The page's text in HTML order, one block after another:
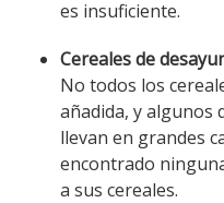
es insuficiente.
Cereales de
No todos los
añadida, y algunos
llevan en grandes
encontrado
a sus cereales.